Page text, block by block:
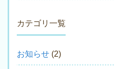
カテゴリ一覧
お知らせ (2)